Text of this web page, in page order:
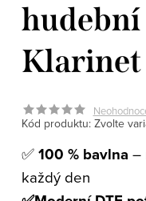
Klarinet
Kód produktu: Zvolte
✅100 % bavlna –
každý den